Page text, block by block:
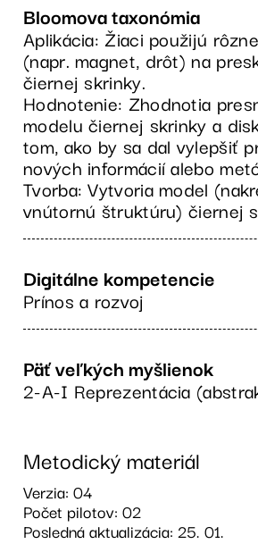
Bloomova taxonómia
Aplikácia: Žiaci použijú
(napr. magnet, drôt) na
čiernej skrinky.
Hodnotenie: Zhodnotia
modelu čiernej skrinky a
tom, ako by sa dal vylepšiť
nových informácií alebo
Tvorba: Vytvoria model
vnútornú štruktúru) čiernej
Digitálne kompetencie
Prínos a rozvoj
Päť veľkých myšlienok
2-A-I Reprezentácia
Metodický materiál
Verzia: 04
Počet pilotov: 02
Posledná aktualizácia: 25. 01.